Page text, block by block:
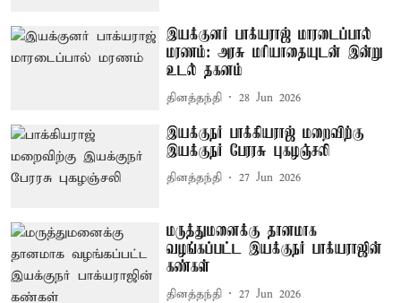
இயக்குனர் பாக்யராஜ் மாரடைப்பால்
மரணம்: அரசு மரியாதையுடன் இன்று
உடல் தகனம்
தினத்தந்தி 28 Jun 2026
இயக்குநர் பாக்கியராஜ் மறைவிற்கு
இயக்குநர் பேரரசு புகழஞ்சலி
தினத்தந்தி 27 Jun 2026
மருத்துமனைக்கு தானமாக
வழங்கப்பட்ட இயக்குநர் பாக்யராஜின்
கண்கள்
தினத்தந்தி 27 Jun 2026